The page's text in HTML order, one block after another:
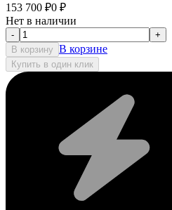
153 700 ₽0 ₽
Нет в наличии
-
+
В корзину В корзине
Купить в один клик